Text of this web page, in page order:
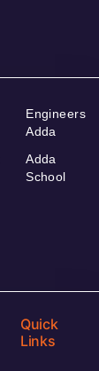
Engineers
Adda
Adda
School
Quick
Links